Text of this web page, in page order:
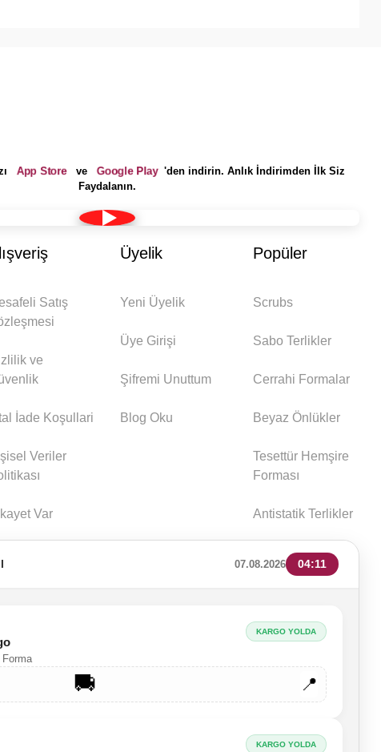
App Store ve Google Play 'den indirin. Anlık İndirimden İlk Siz
Faydalanın.
Satış
ve
İade Koşullari
Veriler
Var
Üyelik
Yeni Üyelik
Üye Girişi
Şifremi Unuttum
Blog Oku
Popüler
Scrubs
Sabo Terlikler
Cerrahi Formalar
Beyaz Önlükler
Tesettür Hemşire
Forması
Antistatik Terlikler
07.08.2026 04:11
Forma
KARGO YOLDA
📍
KARGO YOLDA